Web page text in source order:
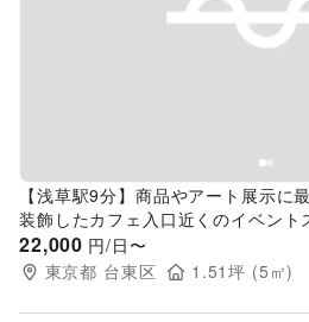
Previous slide
【浅草駅9分】商品やアート展示に
装飾したカフェ入口近くのイベント
22,000 円/日〜
東京都 台東区 1.51坪 (5 ㎡)